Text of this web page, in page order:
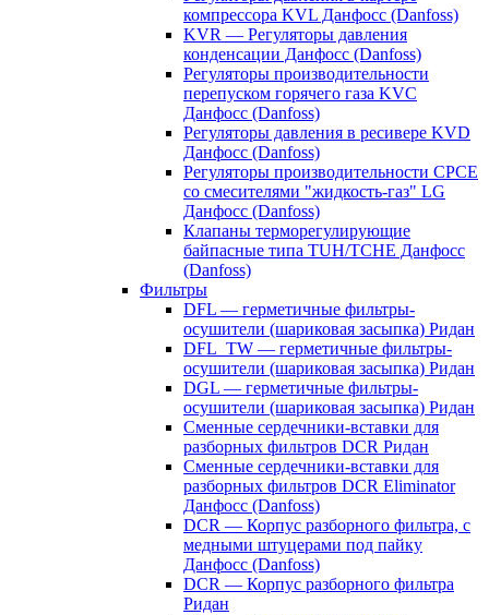
компрессора KVL Данфосс (Danfoss)
KVR — Регуляторы давления
конденсации Данфосс (Danfoss)
Регуляторы производительности
перепуском горячего газа KVC
Данфосс (Danfoss)
Регуляторы давления в ресивере KVD
Данфосс (Danfoss)
Регуляторы производительности CPCE
со смесителями "жидкость-газ" LG
Данфосс (Danfoss)
Клапаны терморегулирующие
байпасные типа TUH/TCHE Данфосс
(Danfoss)
Фильтры
DFL — герметичные фильтры-
осушители (шариковая засыпка) Ридан
DFL_TW — герметичные фильтры-
осушители (шариковая засыпка) Ридан
DGL — герметичные фильтры-
осушители (шариковая засыпка) Ридан
Сменные сердечники-вставки для
разборных фильтров DCR Ридан
Сменные сердечники-вставки для
разборных фильтров DCR Eliminator
Данфосс (Danfoss)
DCR — Корпус разборного фильтра, с
медными штуцерами под пайку
Данфосс (Danfoss)
DCR — Корпус разборного фильтра
Ридан